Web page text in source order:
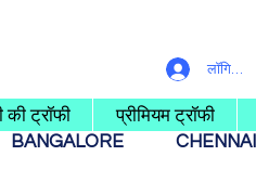
लॉगिन करें
ट्रॉफी प्रीमियम ट्रॉफी
BANGALORE
CHENNAI